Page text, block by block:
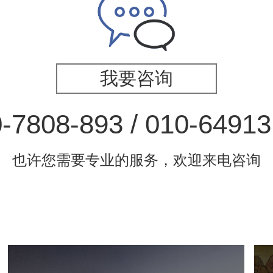
我要咨询
7808-893 / 010-
也许您需要专业的服务，欢迎来电咨询